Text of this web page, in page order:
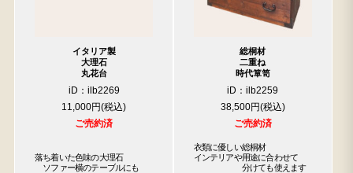
イタリア製
大理石
丸花台
iD：ilb2269
11,000円
ご売約済
落ち着いた色味の大理石
ソファー横のテーブルにも
総桐材
二重ね
時代箪笥
iD：ilb2259
38,500円
ご売約済
衣類に優しい総桐材
インテリアや用途に合わせて
分けても使えます